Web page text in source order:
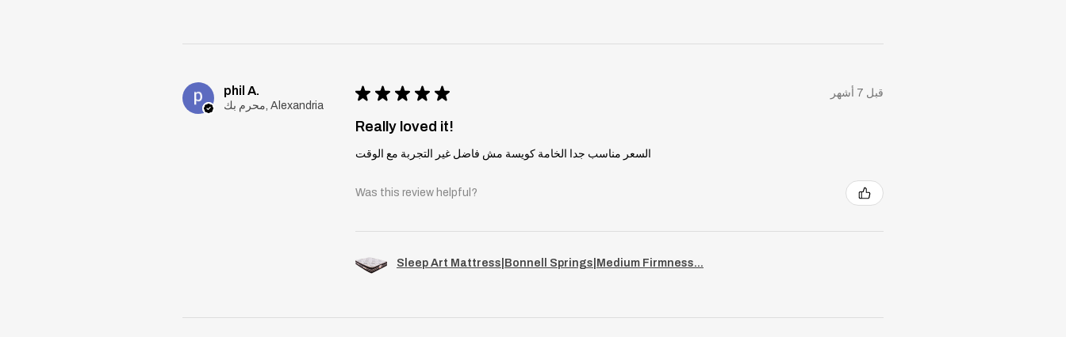
phil A.
محرم بك, Alexandria
★ ★ ★ ★ ★ قبل 7 أشهر
Really loved it!
السعر مناسب جدا الخامة كويسة مش فاضل غير التجربة مع الوقت
Was this review helpful?
Sleep Art Mattress|Bonnell Springs|Medium Firmness...